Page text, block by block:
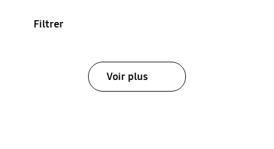
Filtrer
Voir plus